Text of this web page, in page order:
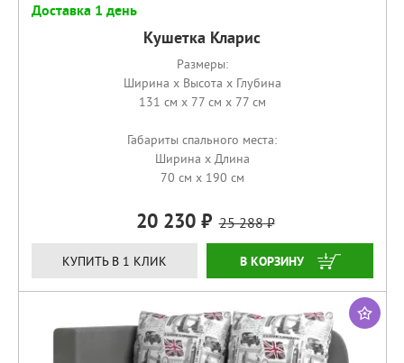
Доставка 1 день
Кушетка Кларис
Размеры:
Ширина x Высота x Глубина
131 см x 77 см x 77 см
Габариты спального места:
Ширина x Длина
70 см x 190 см
20 230 25 288
КУПИТЬ В 1 КЛИК КУПИТЬ